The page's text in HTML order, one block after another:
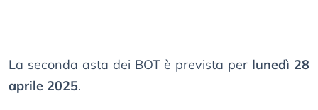
La seconda asta dei BOT è prevista per lunedì 28
aprile 2025.